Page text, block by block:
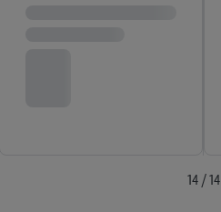
14 / 14